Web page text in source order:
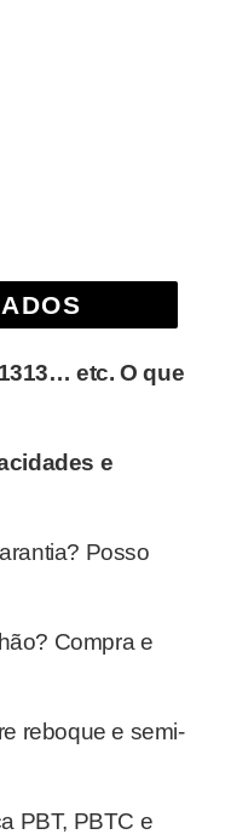
etc. O que
e
Posso
Compra e
reboque e semi-
PBT, PBTC e